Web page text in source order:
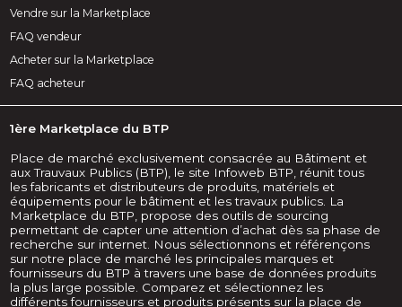
Vendre sur la Marketplace
FAQ vendeur
Acheter sur la Marketplace
FAQ acheteur
1ère Marketplace du BTP
Place de marché exclusivement consacrée au Bâtiment et
aux Trauvaux Publics (BTP), le site Infoweb BTP, réunit tous
les fabricants et distributeurs de produits, matériels et
équipements pour le bâtiment et les travaux publics. La
Marketplace du BTP, propose des outils de sourcing
permettant de capter une attention d’achat dès sa phase de
recherche sur internet. Nous sélectionnons et référençons
sur notre place de marché les principales marques et
fournisseurs du BTP à travers une base de données produits
la plus large possible. Comparez et sélectionnez les
différents fournisseurs et produits présents sur la place de